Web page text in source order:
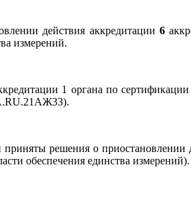
действия аккредитации 6
измерений.
1 органа по
решения о приостановлении
обеспечения единства измерений).